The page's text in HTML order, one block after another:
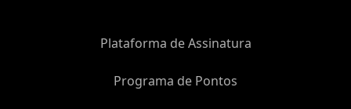
Plataforma de Assinatura
Programa de Pontos